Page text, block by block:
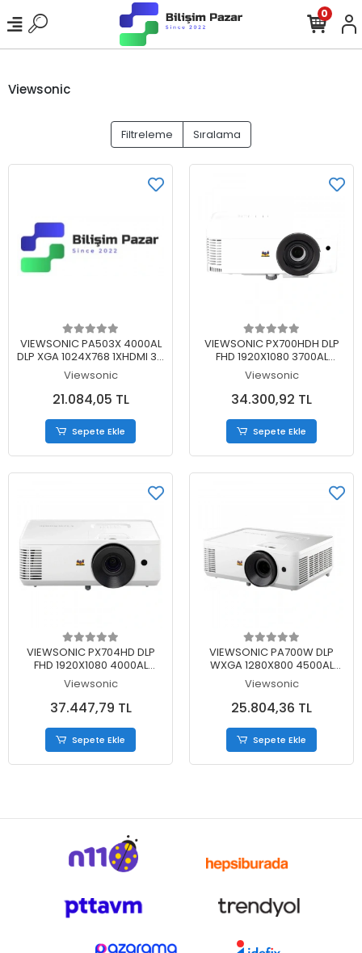
0
Viewsonic
Filtreleme Sıralama
Sepete Ekle
VIEWSONIC PA503X 4000AL
DLP XGA 1024X768 1XHDMI 3D
22000:1 HOPARLÖR
PROJEKSİYON
Viewsonic
21.084,05 TL
Sepete Ekle
Sepete Ekle
VIEWSONIC PX700HDH DLP
FHD 1920X1080 3700AL
2XHDMI RA232 1XUSB-A 3D
12000:1 HOPARLÖR
PROJEKSİYON
Viewsonic
34.300,92 TL
Sepete Ekle
Sepete Ekle
VIEWSONIC PX704HD DLP
FHD 1920X1080 4000AL
2XHDMI RS232 1XUSB-A
22000:1 HOPARLÖR
PROJEKSİYON
Viewsonic
37.447,79 TL
Sepete Ekle
Sepete Ekle
VIEWSONIC PA700W DLP
WXGA 1280X800 4500AL
2XHDMI 1XVGA 12500:1
HOPARLÖR PROJEKSİYON
Viewsonic
25.804,36 TL
Sepete Ekle